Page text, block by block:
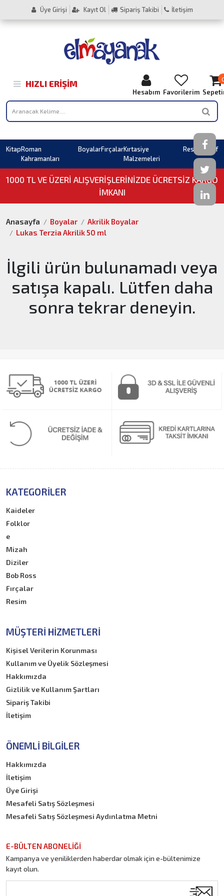
Üye Girişi Kayıt Ol Sipariş Takibi İletişim
HIZLI ERIŞIM
Hesabım Favorilerim
KitapRoman
Kahramanları
BoyalarFırçalarKırtasiye
Malzemeleri
Resim Sahaf
1000 TL VE ÜZERI ALIŞVERIŞLERINIZDE ÜCRETSİZ KARGO
İMKANI
Anasayfa Boyalar
Akrilik Boyalar
Lukas Terzia Akrilik 50 ml
İlgili ürün bulunamadı veya
satışa kapalı. Lütfen daha
sonra tekrar deneyin.
KATEGORILER
Kaideler
Folklor
e
Mizah
Diziler
Bob Ross
Fırçalar
Resim
MÜŞTERI HIZMETLERI
Kişisel Verilerin Korunması
Kullanım ve Üyelik Sözleşmesi
Hakkımızda
Gizlilik ve Kullanım Şartları
Sipariş Takibi
İletişim
ÖNEMLI BILGILER
Hakkımızda
İletişim
Üye Girişi
Mesafeli Satış Sözleşmesi
Mesafeli Satış Sözleşmesi Aydınlatma Metni
E-BÜLTEN ABONELİĞİ
Kampanya ve yeniliklerden haberdar olmak için e-bültenimize
kayıt olun.